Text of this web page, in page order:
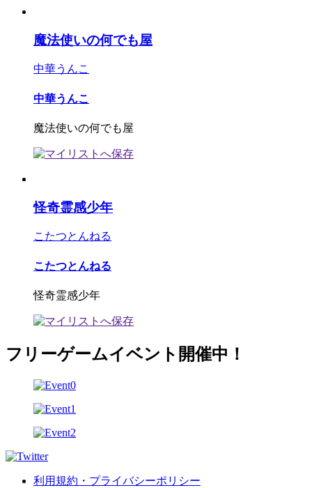
魔法使いの何でも屋
中華うんこ
中華うんこ
魔法使いの何でも屋
怪奇霊感少年
こたつとんねる
こたつとんねる
怪奇霊感少年
フリーゲームイベント開催中！
利用規約・プライバシーポリシー